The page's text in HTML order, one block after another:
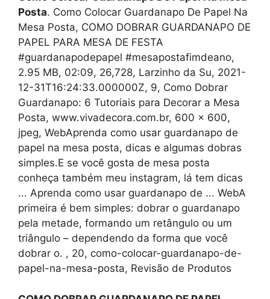
Posta. Como Colocar Guardanapo De Papel Na
Mesa Posta, COMO DOBRAR GUARDANAPO DE
PAPEL PARA MESA DE FESTA
#guardanapodepapel #mesapostafimdeano,
2.95 MB, 02:09, 26,728, Larzinho da Su, 2021-
12-31T16:24:33.000000Z, 9, Como Dobrar
Guardanapo: 6 Tutoriais para Decorar a Mesa
Posta, www.vivadecora.com.br, 600 x 600,
jpeg, WebAprenda como usar guardanapo de
papel na mesa posta, dicas e algumas dobras
simples.E se você gosta de mesa posta
conheça também meu instagram, lá tem dicas
... Aprenda como usar guardanapo de ... WebA
primeira é bem simples: dobrar o guardanapo
pela metade, formando um retângulo ou um
triângulo – dependendo da forma que você
dobrar o. , 20, como-colocar-guardanapo-de-
papel-na-mesa-posta, Revisão de Produtos